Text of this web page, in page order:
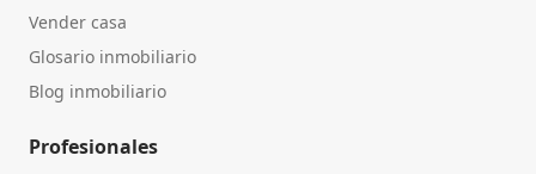
Vender casa
Glosario inmobiliario
Blog inmobiliario
Profesionales